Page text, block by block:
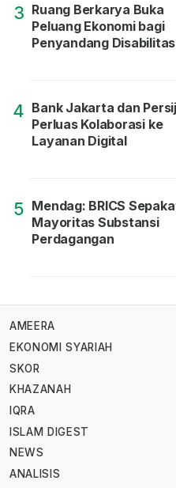
3 Ruang Berkarya Buka
Peluang Ekonomi bagi
Penyandang Disabilitas
4 Bank Jakarta dan
Perluas Kolaborasi ke
Layanan Digital
5 Mendag: BRICS
Mayoritas Substansi
Perdagangan
AMEERA
EKONOMI SYARIAH
SKOR
KHAZANAH
IQRA
ISLAM DIGEST
NEWS
ANALISIS